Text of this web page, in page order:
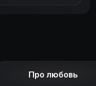
Про любовь